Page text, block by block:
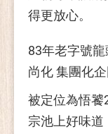
得更放心。
83年老字號
尚化 集團化
被定位為悟饕
宗池上好味